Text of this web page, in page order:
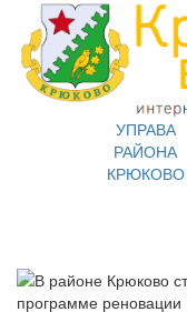
УПРАВА
РАЙОНА
КРЮКОВО